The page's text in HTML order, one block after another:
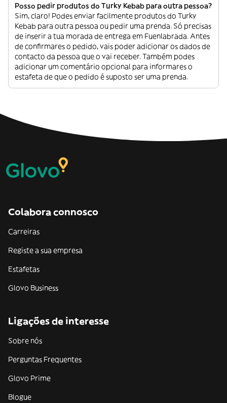
Posso pedir produtos do Turky Kebab para outra pessoa?
Sim, claro! Podes enviar facilmente produtos do Turky
Kebab para outra pessoa ou pedir uma prenda. Só precisas
de inserir a tua morada de entrega em Fuenlabrada. Antes
de confirmares o pedido, vais poder adicionar os dados de
contacto da pessoa que o vai receber. Também podes
adicionar um comentário opcional para informares o
estafeta de que o pedido é suposto ser uma prenda.
Colabora connosco
Carreiras
Registe a sua empresa
Estafetas
Glovo Business
Ligações de interesse
Sobre nós
Perguntas Frequentes
Glovo Prime
Blogue